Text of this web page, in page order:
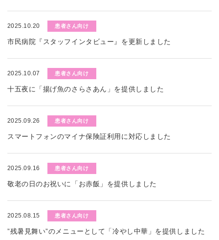
2025.10.20 患者さん向け
市民病院『スタッフインタビュー』を更新しました
2025.10.07 患者さん向け
十五夜に「揚げ魚のさらさあん」を提供しました
2025.09.26 患者さん向け
スマートフォンのマイナ保険証利用に対応しました
2025.09.16 患者さん向け
敬老の日のお祝いに「お赤飯」を提供しました
2025.08.15 患者さん向け
”残暑見舞い”のメニューとして「冷やし中華」を提供しました